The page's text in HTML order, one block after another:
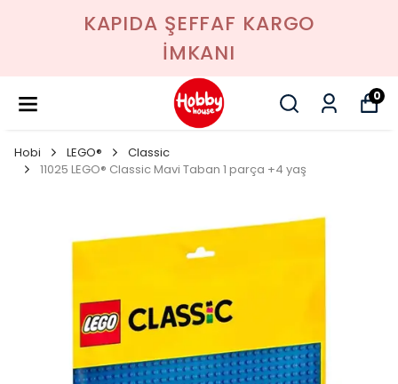
KAPIDA ŞEFFAF KARGO
İMKANI
0
Hobi LEGO®
Classic
11025 LEGO® Classic Mavi Taban 1 parça +4 yaş